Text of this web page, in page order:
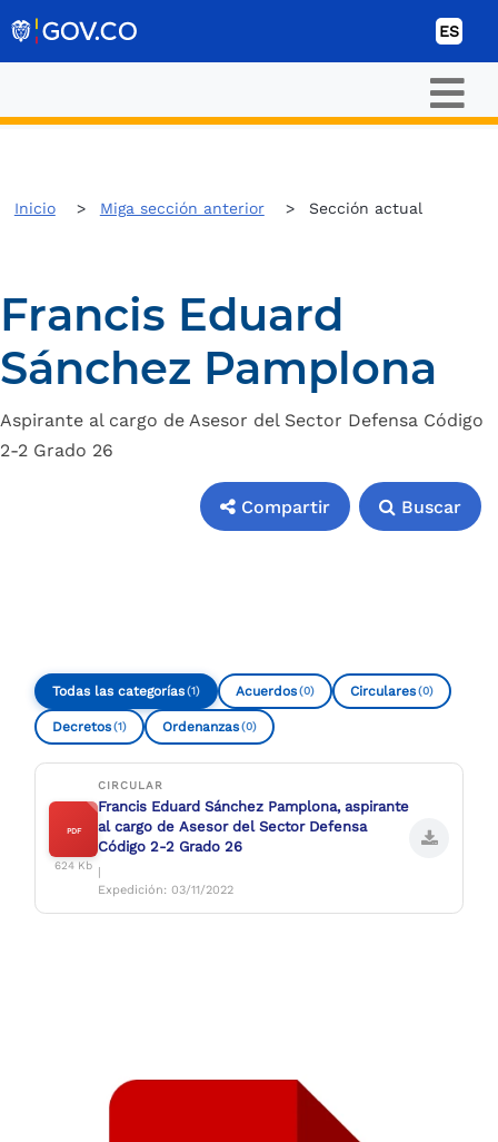
ES
Inicio Miga sección anterior Sección actual
Francis Eduard
Sánchez Pamplona
Aspirante al cargo de Asesor del Sector Defensa Código
2-2 Grado 26
Compartir Buscar
Todas las categorías(1) Acuerdos(0) Circulares(0)
Decretos(1) Ordenanzas(0)
PDF
624 Kb
CIRCULAR
Francis Eduard Sánchez Pamplona, aspirante
al cargo de Asesor del Sector Defensa
Código 2-2 Grado 26
|
Expedición: 03/11/2022